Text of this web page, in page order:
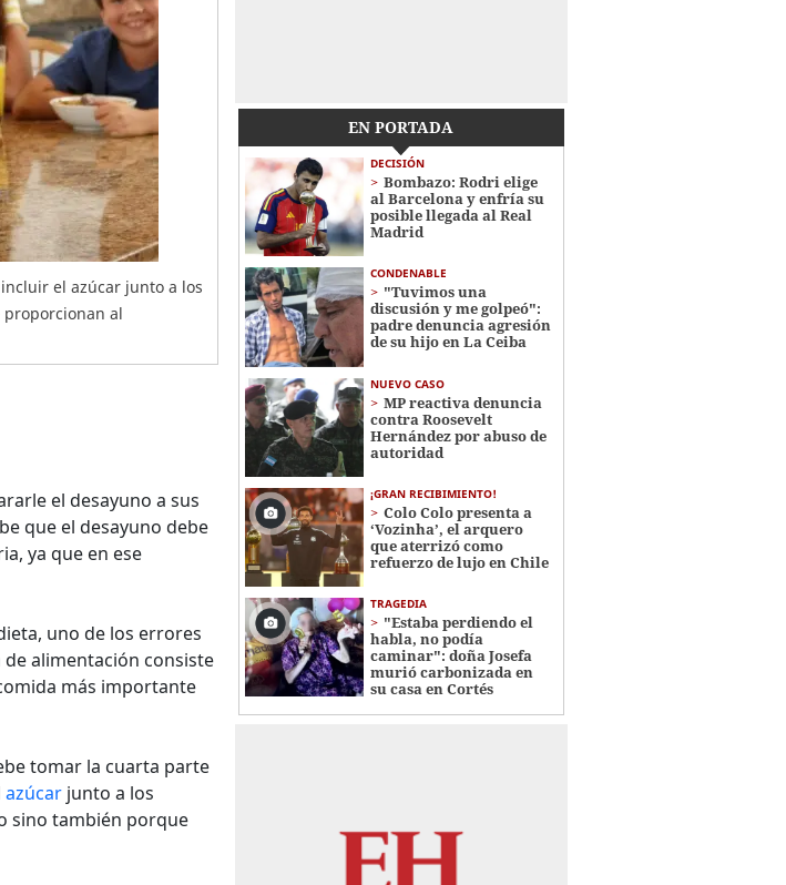
el azúcar junto a los
al
el desayuno a sus
que el desayuno debe
ya que en ese
uno de los errores
alimentación consiste
más importante
tomar la cuarta parte
azúcar junto a los
sino también porque
EN PORTADA
DECISIÓN
Bombazo: Rodri elige
al Barcelona y enfría su
posible llegada al Real
Madrid
CONDENABLE
"Tuvimos una
discusión y me golpeó":
padre denuncia agresión
de su hijo en La Ceiba
NUEVO CASO
MP reactiva denuncia
contra Roosevelt
Hernández por abuso de
autoridad
¡GRAN RECIBIMIENTO!
Colo Colo presenta a
‘Vozinha’, el arquero
que aterrizó como
refuerzo de lujo en Chile
TRAGEDIA
"Estaba perdiendo el
habla, no podía
caminar": doña Josefa
murió carbonizada en
su casa en Cortés